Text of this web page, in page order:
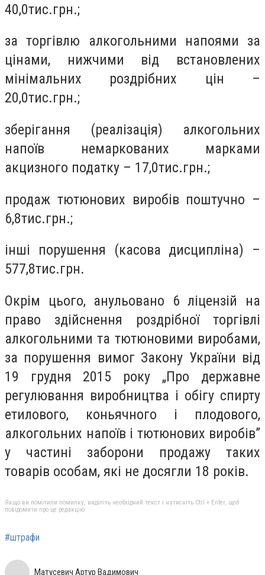
40,0тис.грн.;
за торгівлю алкогольними напоями за
цінами, нижчими від встановлених
мінімальних роздрібних цін –
20,0тис.грн.;
зберігання (реалізація) алкогольних
напоїв немаркованих марками
акцизного податку – 17,0тис.грн.;
продаж тютюнових виробів поштучно –
6,8тис.грн.;
інші порушення (касова дисципліна) –
577,8тис.грн.
Окрім цього, анульовано 6 ліцензій на
право здійснення роздрібної торгівлі
алкогольними та тютюновими виробами,
за порушення вимог Закону України від
19 грудня 2015 року „Про державне
регулювання виробництва і обігу спирту
етилового, коньячного і плодового,
алкогольних напоїв і тютюнових виробів”
у частині заборони продажу таких
товарів особам, які не досягли 18 років.
Якщо ви помітили помилку, виділіть необхідний текст і натисніть Ctrl + Enter, щоб
повідомити про це редакцію
#штрафи
Матусевич Артур Вадимович